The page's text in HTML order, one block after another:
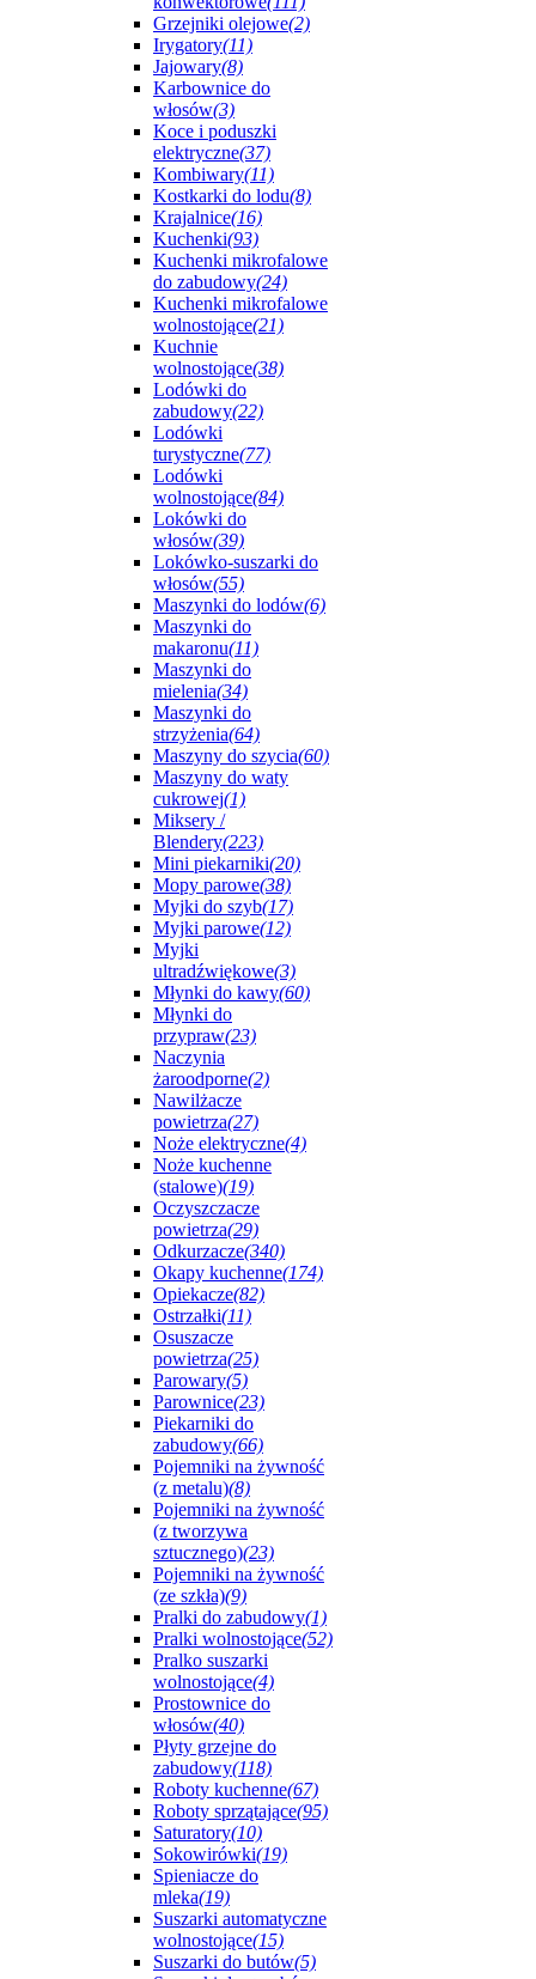
Grzejniki olejowe(2)
Irygatory(11)
Jajowary(8)
Karbownice do
włosów(3)
Koce i poduszki
elektryczne(37)
Kombiwary(11)
Kostkarki do lodu(8)
Krajalnice(16)
Kuchenki(93)
Kuchenki mikrofalowe
do zabudowy(24)
Kuchenki mikrofalowe
wolnostojące(21)
Kuchnie
wolnostojące(38)
Lodówki do
zabudowy(22)
Lodówki
turystyczne(77)
Lodówki
wolnostojące(84)
Lokówki do
włosów(39)
Lokówko-suszarki do
włosów(55)
Maszynki do lodów(6)
Maszynki do
makaronu(11)
Maszynki do
mielenia(34)
Maszynki do
strzyżenia(64)
Maszyny do szycia(60)
Maszyny do waty
cukrowej(1)
Miksery /
Blendery(223)
Mini piekarniki(20)
Mopy parowe(38)
Myjki do szyb(17)
Myjki parowe(12)
Myjki
ultradźwiękowe(3)
Młynki do kawy(60)
Młynki do
przypraw(23)
Naczynia
żaroodporne(2)
Nawilżacze
powietrza(27)
Noże elektryczne(4)
Noże kuchenne
(stalowe)(19)
Oczyszczacze
powietrza(29)
Odkurzacze(340)
Okapy kuchenne(174)
Opiekacze(82)
Ostrzałki(11)
Osuszacze
powietrza(25)
Parowary(5)
Parownice(23)
Piekarniki do
zabudowy(66)
Pojemniki na żywność
(z metalu)(8)
Pojemniki na żywność
(z tworzywa
sztucznego)(23)
Pojemniki na żywność
(ze szkła)(9)
Pralki do zabudowy(1)
Pralki wolnostojące(52)
Pralko suszarki
wolnostojące(4)
Prostownice do
włosów(40)
Płyty grzejne do
zabudowy(118)
Roboty kuchenne(67)
Roboty sprzątające(95)
Saturatory(10)
Sokowirówki(19)
Spieniacze do
mleka(19)
Suszarki automatyczne
wolnostojące(15)
Suszarki do butów(5)